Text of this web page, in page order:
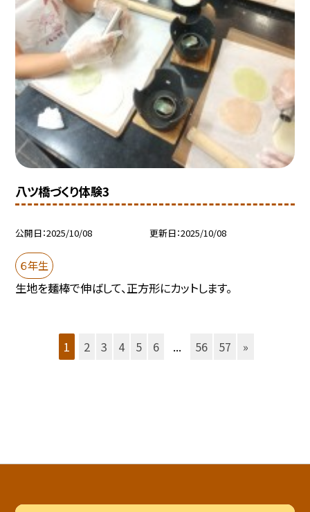
八ツ橋づくり体験3
公開日 2025/10/08 更新日 2025/10/08
６年生
生地を麺棒で伸ばして、正方形にカットします。
1 2 3 4 5 6 ... 56 57 »